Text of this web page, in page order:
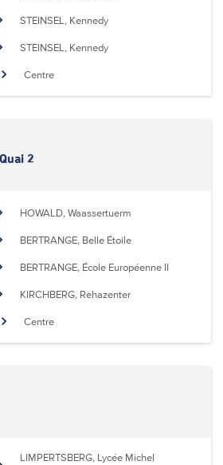
STEINSEL, Kennedy
STEINSEL, Kennedy
Centre
2
HOWALD, Waassertuerm
BERTRANGE, Belle Étoile
BERTRANGE, École Européenne II
KIRCHBERG, Rehazenter
Centre
LIMPERTSBERG, Lycée Michel